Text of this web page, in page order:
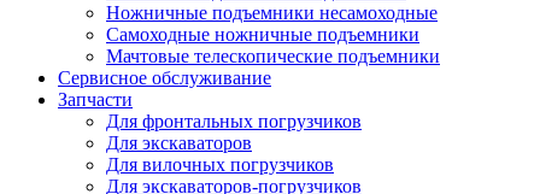
Ножничные подъемники несамоходные
Самоходные ножничные подъемники
Мачтовые телескопические подъемники
Сервисное обслуживание
Запчасти
Для фронтальных погрузчиков
Для экскаваторов
Для вилочных погрузчиков
Для экскаваторов-погрузчиков